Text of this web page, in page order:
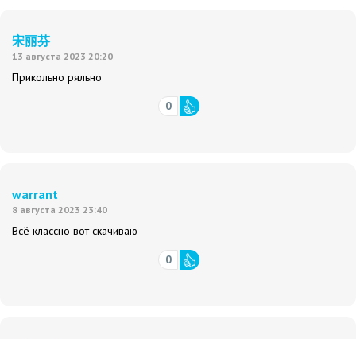
宋丽芬
13 августа 2023 20:20
Прикольно ряльно
0
warrant
8 августа 2023 23:40
Всё классно вот скачиваю
0